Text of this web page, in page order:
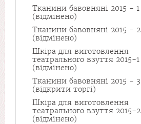
Тканини бавовняні 2015 - 1
(відмінено)
Тканини бавовняні 2015 - 2
(відмінено)
Шкіра для виготовлення
театрального взуття 2015-1
(відмінено)
Тканини бавовняні 2015 - 3
(відкрити торгі)
Шкіра для виготовлення
театрального взуття 2015-2
(відмінено)